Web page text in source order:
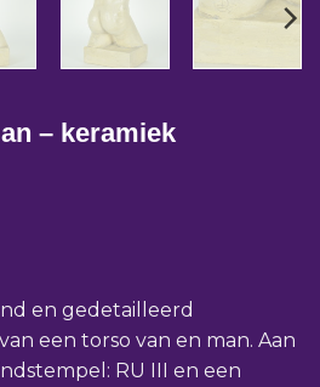
– keramiek
en gedetailleerd
een torso van en man. Aan
RU III en een